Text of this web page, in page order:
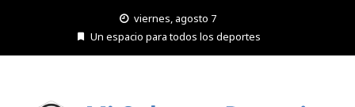
viernes, agosto 7
Un espacio para todos los deportes